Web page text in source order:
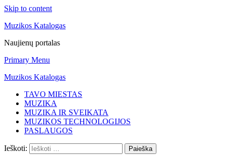
Skip to content
Muzikos Katalogas
Naujienų portalas
Primary Menu
Muzikos Katalogas
TAVO MIESTAS
MUZIKA
MUZIKA IR SVEIKATA
MUZIKOS TECHNOLOGIJOS
PASLAUGOS
Ieškoti: